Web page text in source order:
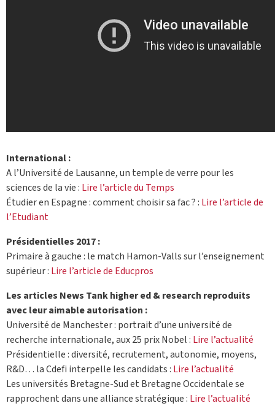
International :
A l’Université de Lausanne, un temple de verre pour les
sciences de la vie : Lire l’article du Temps
Étudier en Espagne : comment choisir sa fac ? : Lire l’article de
l’Etudiant
Présidentielles 2017 :
Primaire à gauche : le match Hamon-Valls sur l’enseignement
supérieur : Lire l’article de Educpros
Les articles News Tank higher ed & research reproduits
avec leur aimable autorisation :
Université de Manchester : portrait d’une université de
recherche internationale, aux 25 prix Nobel : Lire l’actualité
Présidentielle : diversité, recrutement, autonomie, moyens,
R&D… la Cdefi interpelle les candidats : Lire l’actualité
Les universités Bretagne-Sud et Bretagne Occidentale se
rapprochent dans une alliance stratégique : Lire l’actualité